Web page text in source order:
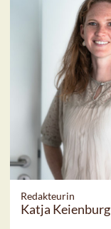
Redakteurin
Katja Keienburg